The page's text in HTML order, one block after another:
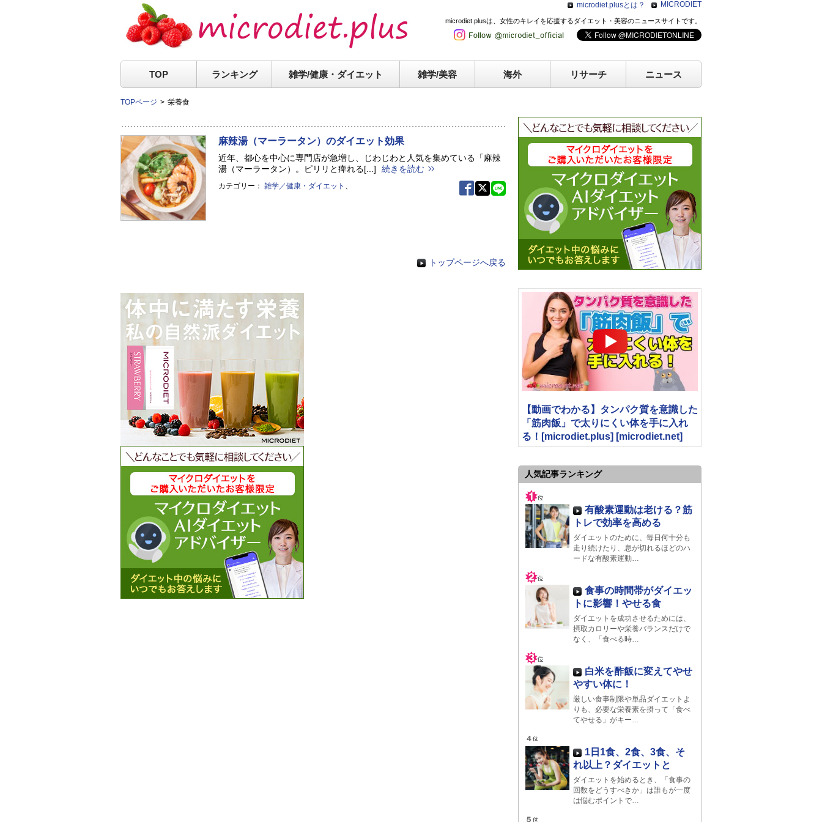
microdiet.plusとは？ MICRODIET
microdiet.plusは、女性のキレイを応援するダイエット・美容のニュースサイトです。
TOP ランキング 雑学/健康・ ダイエット 雑学/美容 海外 リサーチ ニュース
TOPページ 栄養食
麻辣湯（マーラータン）のダイエット効果
近年、都心を中心に専門店が急増し、じわじわと人気を集めている「麻辣
湯（マーラータン）。ピリリと痺れる[...]
続きを読む
カテゴリー：雑学／健康・ダイエット 、
トップページへ戻る
【動画でわかる】タンパク質を意識した
「筋肉飯」で太りにくい体を手に入れ
る！[microdiet.plus] [microdiet.net]
人気記事ランキング
有酸素運動は老ける？筋
トレで効率を高める
ダイエットのために、毎日何十分も
走り続けたり、息が切れるほどのハ
ードな有酸素運動…
食事の時間帯がダイエッ
トに影響！やせる食
ダイエットを成功させるためには、
摂取カロリーや栄養バランスだけで
なく、「食べる時…
白米を酢飯に変えてやせ
やすい体に！
厳しい食事制限や単品ダイエットよ
りも、必要な栄養素を摂って「食べ
てやせる」がキー…
1日1食、2食、3食、そ
れ以上？ダイエットと
ダイエットを始めるとき、「食事の
回数をどうすべきか」は誰もが一度
は悩むポイントで…